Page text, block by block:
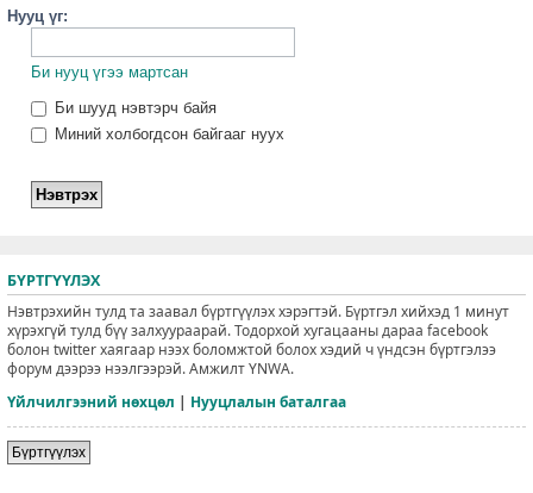
Нууц үг:
Би нууц үгээ мартсан
Би шууд нэвтэрч байя
Миний холбогдсон байгааг нуух
БҮРТГҮҮЛЭХ
Нэвтрэхийн тулд та заавал бүртгүүлэх хэрэгтэй. Бүртгэл хийхэд 1 минут
хүрэхгүй тулд бүү залхуураарай. Тодорхой хугацааны дараа facebook
болон twitter хаягаар нээх боломжтой болох хэдий ч үндсэн бүртгэлээ
форум дээрээ нээлгээрэй. Амжилт YNWA.
Үйлчилгээний нөхцөл | Нууцлалын баталгаа
Бүртгүүлэх